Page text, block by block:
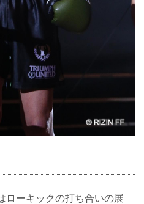
ローキックの打ち合いの展